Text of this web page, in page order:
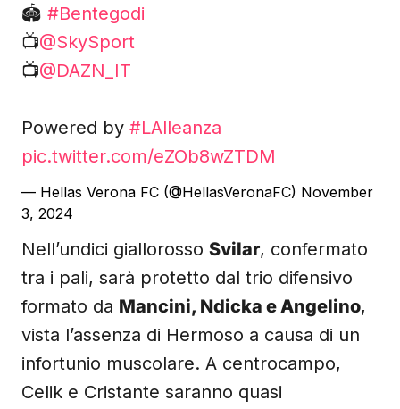
🏟️ #Bentegodi
📺@SkySport
📺@DAZN_IT
Powered by #LAlleanza
pic.twitter.com/eZOb8wZTDM
— Hellas Verona FC (@HellasVeronaFC) November
3, 2024
Nell’undici giallorosso Svilar, confermato
tra i pali, sarà protetto dal trio difensivo
formato da Mancini, Ndicka e Angelino,
vista l’assenza di Hermoso a causa di un
infortunio muscolare. A centrocampo,
Celik e Cristante saranno quasi